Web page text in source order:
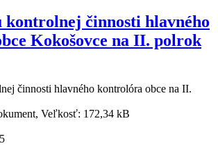
kontrolnej činnosti hlavného
Kokošovce na II. polrok
činnosti hlavného kontrolóra obce na II.
Veľkosť: 172,34 kB